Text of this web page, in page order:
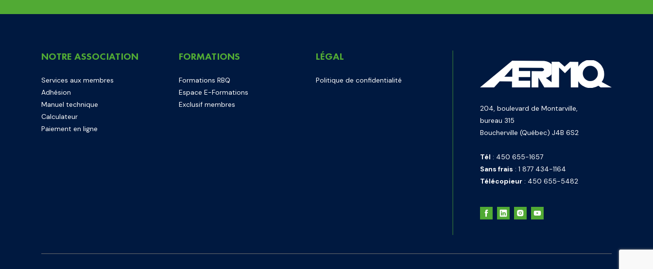
NOTRE ASSOCIATION
Services aux membres
Adhésion
Manuel technique
Calculateur
Paiement en ligne
FORMATIONS
Formations RBQ
Espace E-Formations
Exclusif membres
LÉGAL
Politique de confidentialité
204, boulevard de Montarville,
bureau 315
Boucherville (Québec) J4B 6S2
Tél : 450 655-1657
Sans frais : 1 877 434-1164
Télécopieur : 450 655-5482